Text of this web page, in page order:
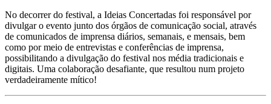
No decorrer do festival, a Ideias Concertadas foi responsável por
divulgar o evento junto dos órgãos de comunicação social, através
de comunicados de imprensa diários, semanais, e mensais, bem
como por meio de entrevistas e conferências de imprensa,
possibilitando a divulgação do festival nos média tradicionais e
digitais. Uma colaboração desafiante, que resultou num projeto
verdadeiramente mítico!